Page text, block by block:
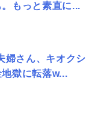
もっと素直に...
婦さん、キオクシ
獄に転落w...